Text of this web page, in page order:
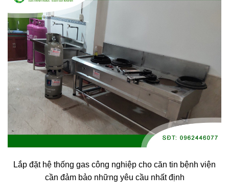
Lắp đặt hệ thống gas công nghiệp cho căn tin bệnh viện
cần đảm bảo những yêu cầu nhất định